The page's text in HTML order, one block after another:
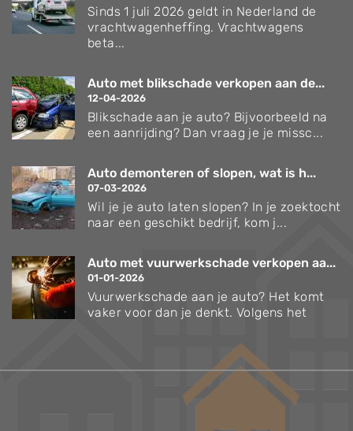
Sinds 1 juli 2026 geldt in Nederland de
vrachtwagenheffing. Vrachtwagens
beta...
Auto met blikschade verkopen aan de...
12-04-2026
Blikschade aan je auto? Bijvoorbeeld na
een aanrijding? Dan vraag je je missc...
Auto demonteren of slopen, wat is h...
07-03-2026
Wil je je auto laten slopen? In je zoektocht
naar een geschikt bedrijf, kom j...
Auto met vuurwerkschade verkopen aa...
01-01-2026
Vuurwerkschade aan je auto? Het komt
vaker voor dan je denkt. Volgens het